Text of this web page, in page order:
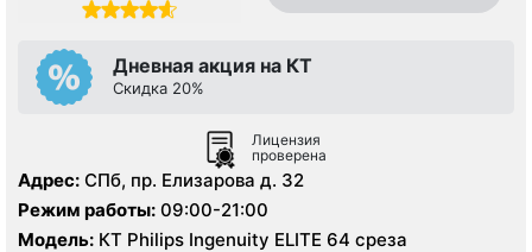
Дневная акция на КТ
Скидка 20%
Лицензия
проверена
Адрес: СПб, пр. Елизарова д. 32
Режим работы: 09:00-21:00
Модель: КТ Philips Ingenuity ELITE 64 среза